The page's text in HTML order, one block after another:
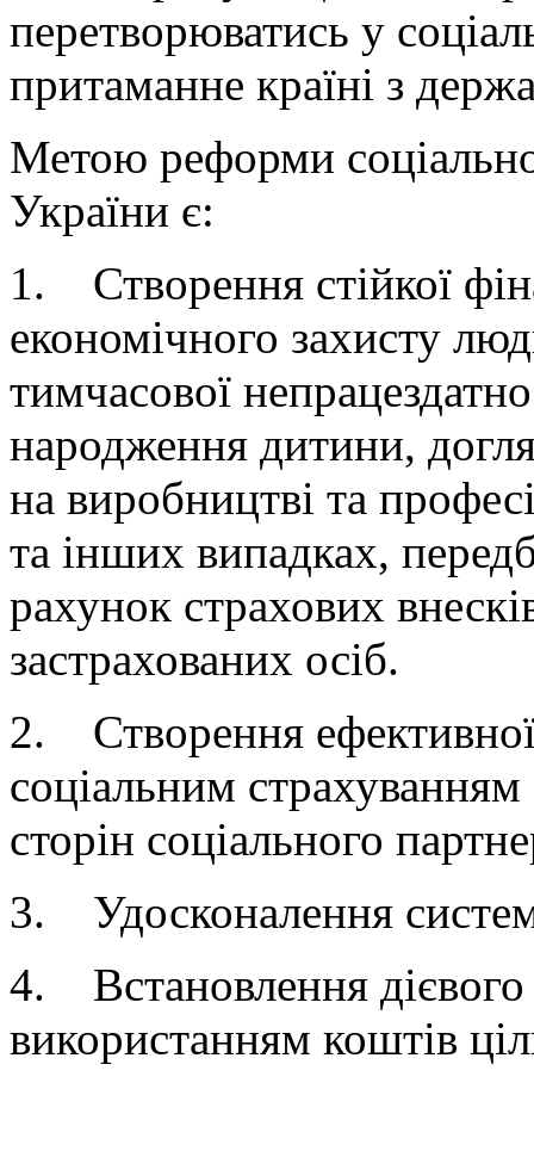
перетворюватись у
притаманне країні з
Метою реформи
України є:
1. Створення стійкої
економічного захисту
тимчасової
народження дитини,
на виробництві та
та інших випадках,
рахунок страхових
застрахованих осіб.
2. Створення
соціальним
сторін соціального
3. Удосконалення
4. Встановлення
використанням коштів